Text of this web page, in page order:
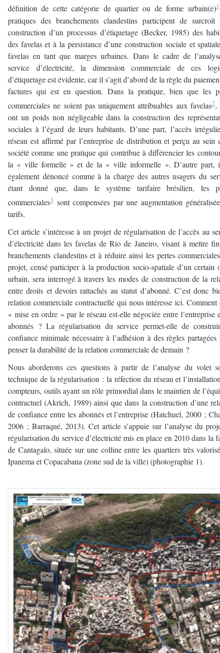
définition de cette catégorie de quartier ou de forme urbain(e)1
pratiques des branchements clandestins participent de
construction d’un processus d’étiquetage (Becker, 1985) des
des favelas et à la persistance d’une construction sociale et
favelas en tant que marges urbaines. Dans le cadre de
service d’électricité, la dimension commerciale de ces
d’étiquetage est évidente, car il s’agit d’abord de la règle du
factures qui est en question. Dans la pratique, bien que les
commerciales ne soient pas uniquement attribuables aux favelas2,
ont un poids non négligeable dans la construction des
sociales à l’égard de leurs habitants. D’une part, l’accès
réseau est affirmé par l’entreprise de distribution et perçu au sein
société comme une pratique qui contribue à différencier les
la « ville formelle » et de la « ville informelle ». D’autre part,
également dénoncé comme à la charge des autres usagers du
étant donné que, dans le système tarifaire brésilien, les
commerciales3 sont compensées par une augmentation
tarifs.
Cet article s’intéresse à un projet de régularisation de l’accès au
d’électricité dans les favelas de Rio de Janeiro, visant à mettre
branchements clandestins et à réduire ainsi les pertes
projet, censé participer à la production socio-spatiale d’un certain
urbain, sera interrogé à travers les modes de construction de la
entre droits et devoirs rattachés au statut d’abonné. C’est donc
relation commerciale contractuelle qui nous intéresse ici. Comment
« mise en ordre » par le réseau est-elle négociée entre l’entreprise
abonnés ? La régularisation du service permet-elle de
confiance minimale nécessaire à l’adhésion à des règles partagées
penser la durabilité de la relation commerciale de demain ?
Nous aborderons ces questions à partir de l’analyse du volet
technique de la régularisation : la réfection du réseau et
compteurs, outils ayant un rôle primordial dans le maintien de
contractuel (Akrich, 1989) ainsi que dans la construction d’une
de confiance entre les abonnés et l’entreprise (Hatchuel, 2000 ;
2006 ; Barraqué, 2013). Cet article s’appuie sur l’analyse du
régularisation du service d’électricité mis en place en 2010 dans la
de Cantagalo, située sur une colline entre les quartiers très
Ipanema et Copacabana (zone sud de la ville) (photographie 1).